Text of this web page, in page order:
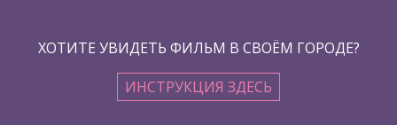
ХОТИТЕ УВИДЕТЬ ФИЛЬМ В СВОЁМ ГОРОДЕ?
ИНСТРУКЦИЯ ЗДЕСЬ